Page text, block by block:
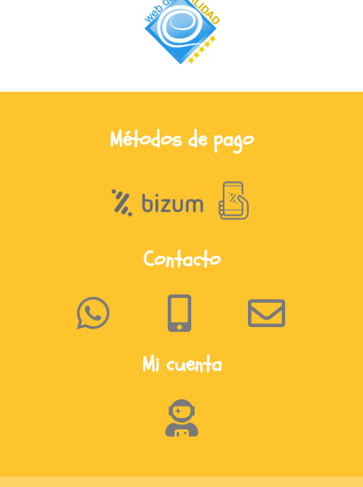
Métodos de pago
Contacto
Mi cuenta